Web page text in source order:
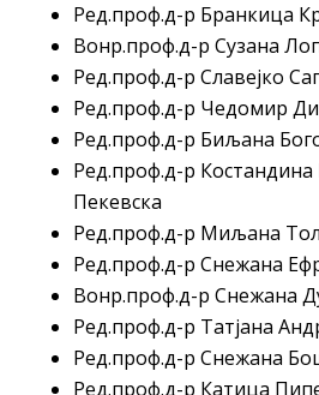
Ред.проф.д-р Бранкица
Вонр.проф.д-р Сузана
Ред.проф.д-р Славејко
Ред.проф.д-р Чедомир
Ред.проф.д-р Биљана
Ред.проф.д-р
Пекевска
Ред.проф.д-р Миљана
Ред.проф.д-р Снежана
Вонр.проф.д-р Снежана
Ред.проф.д-р Татјана
Ред.проф.д-р Снежана
Ред.проф.д-р Катица